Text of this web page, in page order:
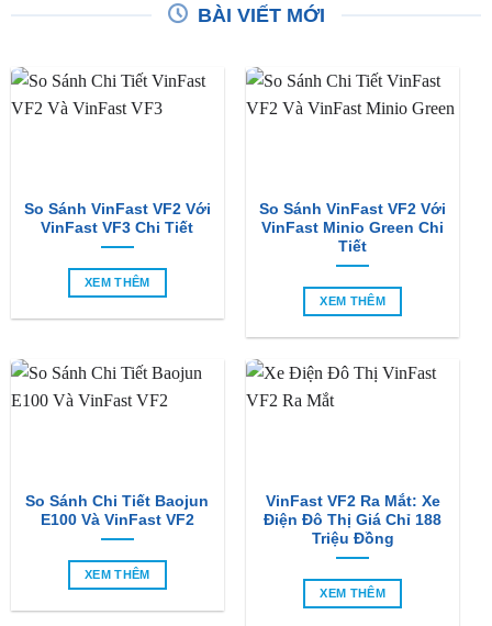
BÀI VIẾT MỚI
So Sánh VinFast VF2 Với
VinFast VF3 Chi Tiết
XEM THÊM
So Sánh VinFast VF2 Với
VinFast Minio Green Chi
Tiết
XEM THÊM
So Sánh Chi Tiết Baojun
E100 Và VinFast VF2
XEM THÊM
VinFast VF2 Ra Mắt: Xe
Điện Đô Thị Giá Chỉ 188
Triệu Đồng
XEM THÊM